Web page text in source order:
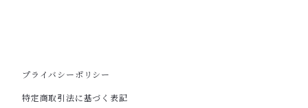
プライバシーポリシー
特定商取引法に基づく表記